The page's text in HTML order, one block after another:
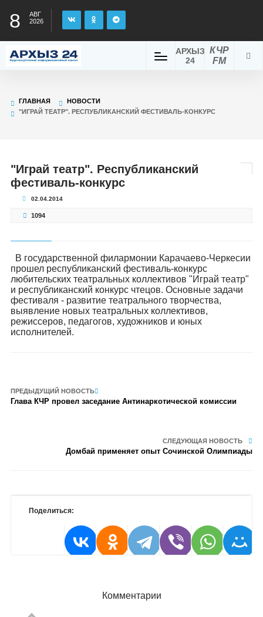
8
АВГ
2026
КЧР
FM
АРХЫЗ
24
ГЛАВНАЯ
НОВОСТИ
"ИГРАЙ ТЕАТР". РЕСПУБЛИКАНСКИЙ ФЕСТИВАЛЬ-КОНКУРС
"Играй театр". Республиканский
фестиваль-конкурс
02.04.2014
1094
В государственной филармонии Карачаево-Черкесии
прошел республиканский фестиваль-конкурс
любительских театральных коллективов "Играй театр"
и республиканский конкурс чтецов. Основные задачи
фестиваля - развитие театрального творчества,
выявление новых театральных коллективов,
режиссеров, педагогов, художников и юных
исполнителей.
ПРЕДЫДУЩИЙ НОВОСТЬ
Глава КЧР провел заседание Антинаркотической комиссии
СЛЕДУЮЩАЯ НОВОСТЬ
Домбай применяет опыт Сочинской Олимпиады
Поделиться:
Комментарии